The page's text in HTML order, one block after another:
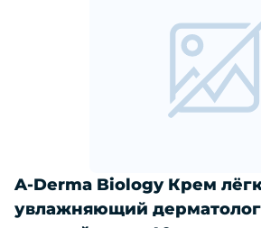
A-Derma Biology Крем
увлажняющий